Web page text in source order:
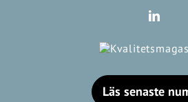
Läs senaste